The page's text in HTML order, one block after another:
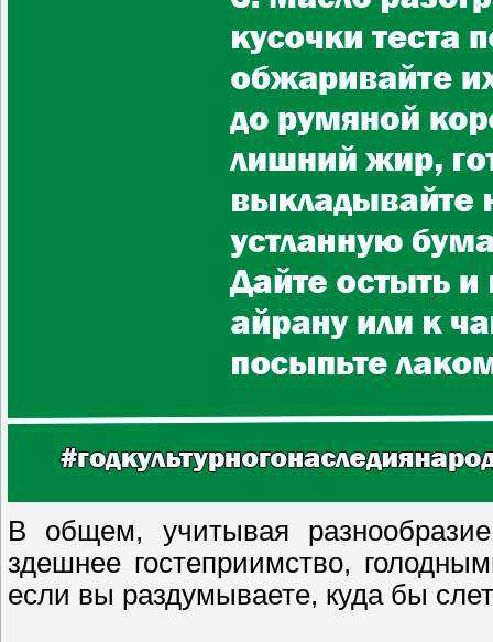
В общем, учитывая
здешнее гостеприимство,
если вы раздумываете, куда бы